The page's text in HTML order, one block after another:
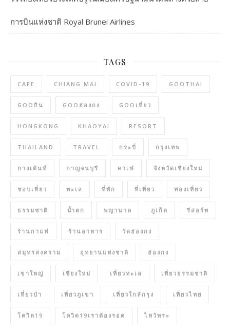
การบินแห่งชาติ Royal Brunei Airlines
TAGS
CAFE CHIANG MAI COVID-19 GOOTHAI
GOOกิน GOOฮ่องกง GOOเที่ยว
HONGKONG KHAOYAI RESORT
THAILAND TRAVEL กระบี่ กรุงเทพ
กางเต้นท์ กาญจนบุรี คาเฟ่ จังหวัดเชียงใหม่
ชอบเที่ยว ทะเล ที่พัก ที่เที่ยว ท่องเที่ยว
ธรรมชาติ น้ำตก พญานาค ภูเก็ต รีสอร์ท
ร้านกาแฟ ร้านอาหาร วัดฮ่องกง
สมุทรสงคราม อุทยานแห่งชาติ ฮ่องกง
เขาใหญ่ เชียงใหม่ เที่ยวทะเล เที่ยวธรรมชาติ
เที่ยวป่า เที่ยวภูเขา เที่ยวใกล้กรุง เที่ยวไทย
โควิด19 โควิด19เราต้องรอด ไหว้พระ